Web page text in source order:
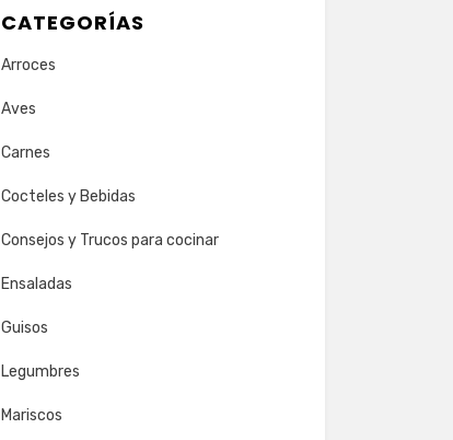
CATEGORÍAS
Arroces
Aves
Carnes
Cocteles y Bebidas
Consejos y Trucos para cocinar
Ensaladas
Guisos
Legumbres
Mariscos